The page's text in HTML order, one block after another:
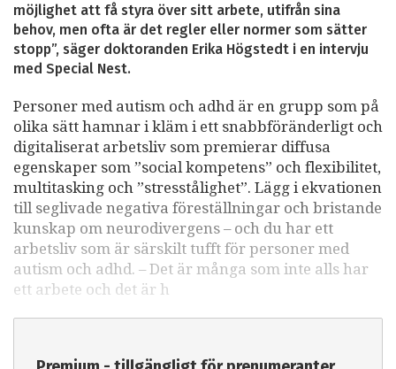
möjlighet att få styra över sitt arbete, utifrån sina
behov, men ofta är det regler eller normer som sätter
stopp”, säger doktoranden Erika Högstedt i en intervju
med Special Nest.
Personer med autism och adhd är en grupp som på
olika sätt hamnar i kläm i ett snabbföränderligt och
digitaliserat arbetsliv som premierar diffusa
egenskaper som ”social kompetens” och flexibilitet,
multitasking och ”stresstålighet”. Lägg i ekvationen
till seglivade negativa föreställningar och bristande
kunskap om neurodivergens – och du har ett
arbetsliv som är särskilt tufft för personer med
autism och adhd. – Det är många som inte alls har
ett arbete och det är h